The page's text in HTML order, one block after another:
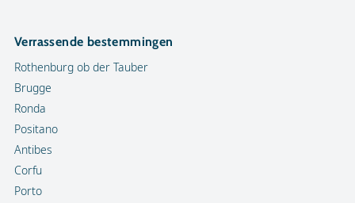
Verrassende bestemmingen
Rothenburg ob der Tauber
Brugge
Ronda
Positano
Antibes
Corfu
Porto